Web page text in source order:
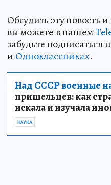
Обсудить эту новость
вы можете в нашем
забудьте подписаться
и Одноклассниках.
Над СССР военные
пришельцев: как
искала и изучала
НАУКА